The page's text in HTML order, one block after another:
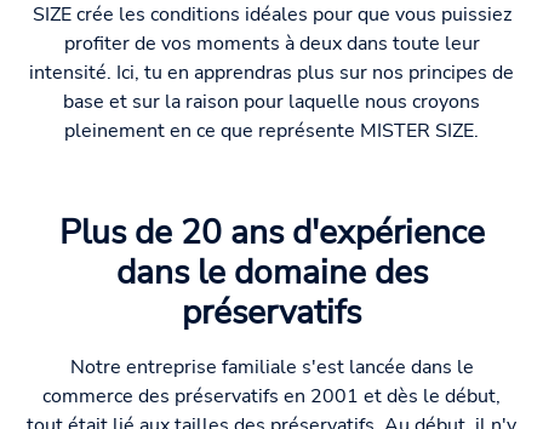
SIZE crée les conditions idéales pour que vous puissiez
profiter de vos moments à deux dans toute leur
intensité. Ici, tu en apprendras plus sur nos principes de
base et sur la raison pour laquelle nous croyons
pleinement en ce que représente MISTER SIZE.
Plus de 20 ans d'expérience
dans le domaine des
préservatifs
Notre entreprise familiale s'est lancée dans le
commerce des préservatifs en 2001 et dès le début,